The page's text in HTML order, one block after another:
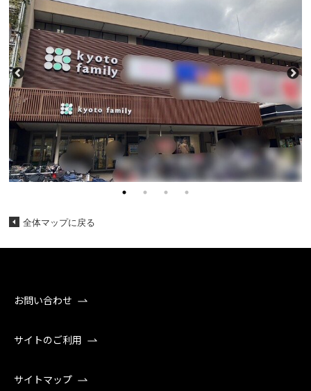
全体マップに戻る
お問い合わせ
サイトのご利用
サイトマップ